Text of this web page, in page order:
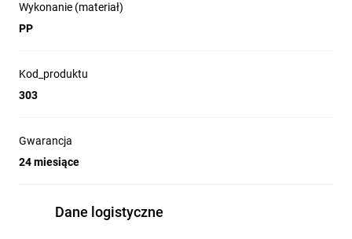
Wykonanie (materiał)
PP
Kod_produktu
303
Gwarancja
24 miesiące
Dane logistyczne